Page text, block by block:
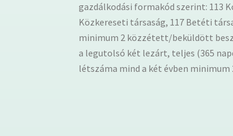
gazdálkodási formakód szerint: 113
Közkereseti társaság, 117 Betéti
minimum 2 közzétett/beküldött
a legutolsó két lezárt, teljes (365
létszáma mind a két évben minimum